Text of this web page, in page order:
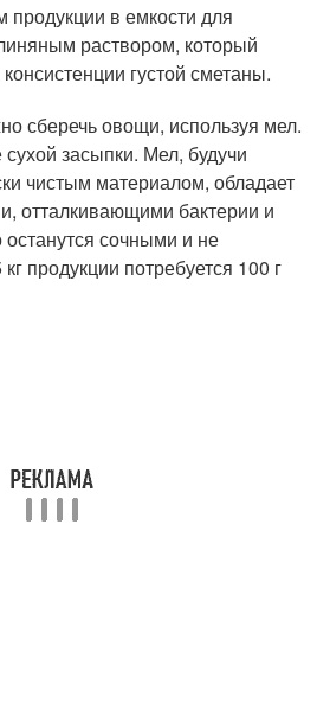
продукции в емкости для
раствором, который
густой сметаны.
сберечь овощи, используя мел.
засыпки. Мел, будучи
чистым материалом, обладает
отталкивающими бактерии и
сочными и не
продукции потребуется 100 г